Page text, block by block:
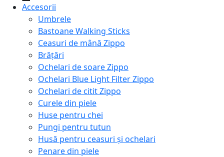
Accesorii
Umbrele
Bastoane Walking Sticks
Ceasuri de mână Zippo
Brățări
Ochelari de soare Zippo
Ochelari Blue Light Filter Zippo
Ochelari de citit Zippo
Curele din piele
Huse pentru chei
Pungi pentru tutun
Husă pentru ceasuri și ochelari
Penare din piele